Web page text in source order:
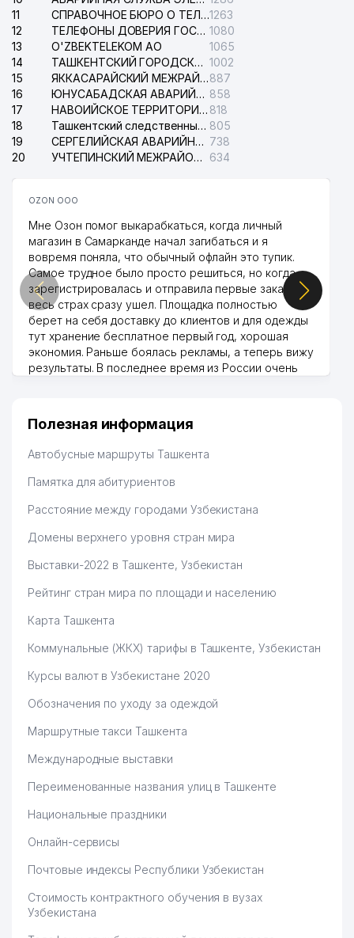
11
СПРАВОЧНОЕ БЮРО О ТЕЛЕФОНАХ ОРГАНИЗАЦИЙ г. ТАШКЕНТА1263
12
ТЕЛЕФОНЫ ДОВЕРИЯ ГОСУДАРСТВЕННОГО ЦЕНТРА ТЕСТИРОВАНИЯ 1080
13
O'ZBEKTELEKOM АО
1065
14
ТАШКЕНТСКИЙ ГОРОДСКОЙ СУД ПО ГРАЖДАНСКИМ ДЕЛАМ 1002
15
ЯККАСАРАЙСКИЙ МЕЖРАЙОННЫЙ СУД ПО ГРАЖДАНСКИМ ДЕЛАМ887
16
ЮНУСАБАДСКАЯ АВАРИЙНАЯ СЛУЖБА ЭЛЕКТРОСЕТИ 858
17
НАВОИЙСКОЕ ТЕРРИТОРИАЛЬНОЕ ПРЕДПРИЯТИЕ ЭЛЕКТРОСЕТИ АО 818
18
Ташкентский следственный изолятор 805
19
СЕРГЕЛИЙСКАЯ АВАРИЙНАЯ СЛУЖБА ЭЛЕКТРОСЕТИ 738
20
УЧТЕПИНСКИЙ МЕЖРАЙОННЫЙ СУД ПО ГРАЖДАНСКИМ ДЕЛАМ 634
OZON ООО
Мне Озон помог выкарабкаться, когда личный
магазин в Самарканде начал загибаться и я
вовремя поняла, что обычный офлайн это тупик.
Самое трудное было просто решиться, но когда
зарегистрировалась и отправила первые заказы,
весь страх сразу ушел. Площадка полностью
берет на себя доставку до клиентов и для одежды
тут хранение бесплатное первый год, хорошая
экономия. Раньше боялась рекламы, а теперь вижу
результаты. В последнее время из России очень
Hamida 03.08.2026 12:45:39
Полезная информация
Автобусные маршруты Ташкента
Памятка для абитуриентов
Расстояние между городами Узбекистана
Домены верхнего уровня стран мира
Выставки-2022 в Ташкенте, Узбекистан
Рейтинг стран мира по площади и населению
Карта Ташкента
Коммунальные (ЖКХ) тарифы в Ташкенте, Узбекистан
Курсы валют в Узбекистане 2020
Обозначения по уходу за одеждой
Маршрутные такси Ташкента
Международные выставки
Переименованные названия улиц в Ташкенте
Национальные праздники
Онлайн-сервисы
Почтовые индексы Республики Узбекистан
Стоимость контрактного обучения в вузах
Узбекистана